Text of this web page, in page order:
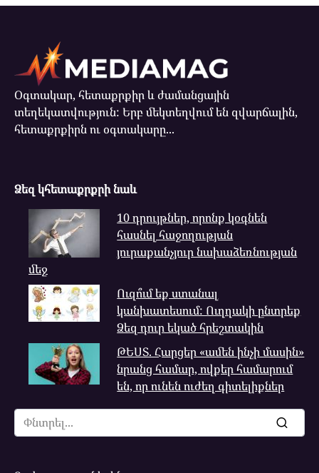
Օգտակար, հետաքրքիր և ժամանցային
տեղեկատվություն: Երբ մեկտեղվում են զվարճալին,
հետաքրքիրն ու օգտակարը...
Ձեզ կհետաքրքրի նաև
10 դրույթներ, որոնք կօգնեն
հասնել հաջողության
յուրաքանչյուր նախաձեռնության
մեջ
Ուզո՞ւմ եք ստանալ
կանխատեսում: Ուղղակի ընտրեք
Ձեզ դուր եկած հրեշտակին
ԹԵՍՏ. Հարցեր «ամեն ինչի մասին»
նրանց համար, ովքեր համարում
են, որ ունեն ուժեղ գիտելիքներ
Search
for: